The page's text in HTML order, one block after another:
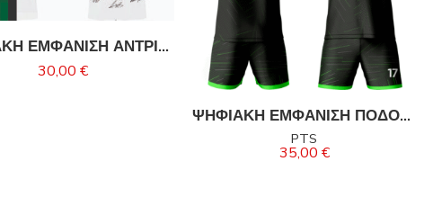
ΨΗΦΙΑΚΗ ΕΜΦΑΝΙΣΗ ΑΝΤΡΙΚΗΣ ΟΜΑΔΑΣ ΜΙΛΩΝΑ-NANOPOULOS
30,00 €
ΨΗΦΙΑΚΗ ΕΜΦΑΝΙΣΗ ΠΟΔΟΣΦΑΙΡΟΥ
PTS
35,00 €